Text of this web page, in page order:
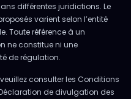
différentes juridictions. Le
varient selon l’entité
Toute référence à un
ne constitue ni une
de régulation.
consulter les Conditions
de divulgation des